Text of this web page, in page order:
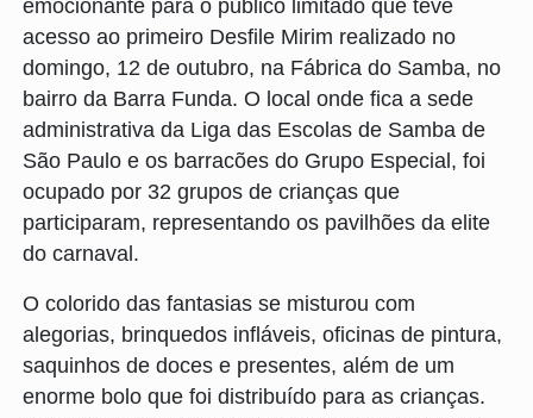
emocionante para o público limitado que teve
acesso ao primeiro Desfile Mirim realizado no
domingo, 12 de outubro, na Fábrica do Samba, no
bairro da Barra Funda. O local onde fica a sede
administrativa da Liga das Escolas de Samba de
São Paulo e os barracões do Grupo Especial, foi
ocupado por 32 grupos de crianças que
participaram, representando os pavilhões da elite
do carnaval.
O colorido das fantasias se misturou com
alegorias, brinquedos infláveis, oficinas de pintura,
saquinhos de doces e presentes, além de um
enorme bolo que foi distribuído para as crianças.